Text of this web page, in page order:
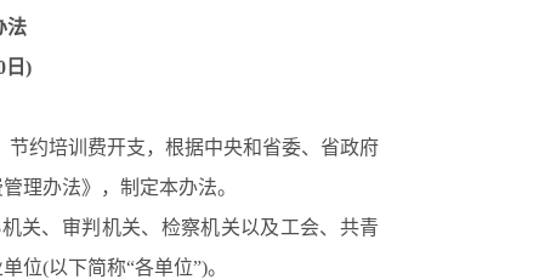
法
日)
约培训费开支，根据中央和省委、省政府
理办法》，制定本办法。
关、审判机关、检察机关以及工会、共青
位(以下简称“各单位”)。